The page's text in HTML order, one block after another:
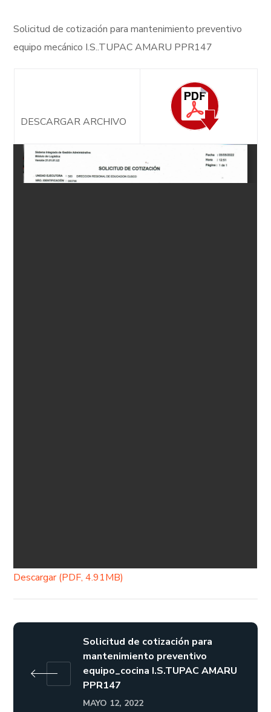
Solicitud de cotización para mantenimiento preventivo
equipo mecánico I.S..TUPAC AMARU PPR147
DESCARGAR ARCHIVO
Descargar (PDF, 4.91MB)
Solicitud de cotización para
mantenimiento preventivo
equipo_cocina I.S.TUPAC AMARU
PPR147
MAYO 12, 2022